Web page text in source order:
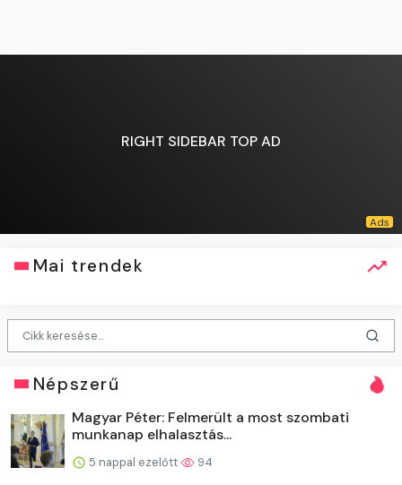
RIGHT SIDEBAR TOP AD
Mai trendek
Népszerű
Magyar Péter: Felmerült a most szombati
munkanap elhalasztás...
5 nappal ezelőtt 94